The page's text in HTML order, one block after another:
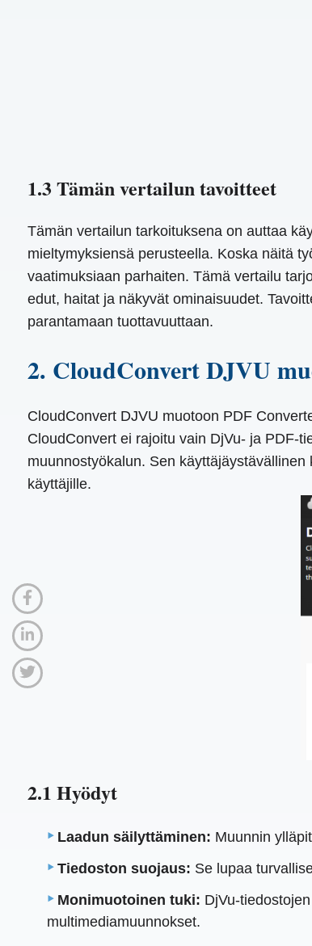
1.3 Tämän vertailun tavoitteet
Tämän vertailun tarkoituksena on auttaa
mieltymyksiensä perusteella. Koska näitä
vaatimuksiaan parhaiten. Tämä vertailu
edut, haitat ja näkyvät ominaisuudet.
parantamaan tuottavuuttaan.
2. CloudConvert DJVU
CloudConvert DJVU muotoon PDF
CloudConvert ei rajoitu vain DjVu- ja PDF-
muunnostyökalun. Sen
käyttäjille.
2.1 Hyödyt
Laadun säilyttäminen: Muunnin
Tiedoston suojaus: Se lupaa
Monimuotoinen tuki: DjVu-
multimediamuunnokset.